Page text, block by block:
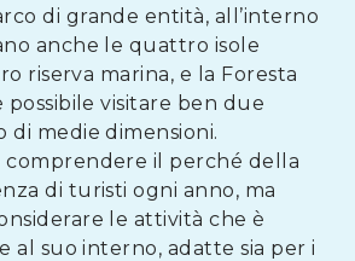
di grande entità, all’interno
anche le quattro isole
riserva marina, e la Foresta
possibile visitare ben due
di medie dimensioni.
comprendere il perché della
di turisti ogni anno, ma
le attività che è
al suo interno, adatte sia per i